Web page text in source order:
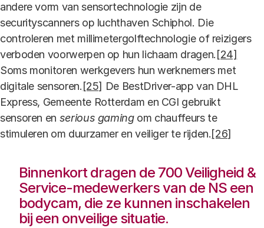
andere vorm van sensortechnologie zijn de
securityscanners op luchthaven Schiphol. Die
controleren met millimetergolftechnologie of reizigers
verboden voorwerpen op hun lichaam dragen. [24]
Soms monitoren werkgevers hun werknemers met
digitale sensoren. [25] De BestDriver-app van DHL
Express, Gemeente Rotterdam en CGI gebruikt
sensoren en serious gamingom chauffeurs te
stimuleren om duurzamer en veiliger te rijden.[26]
Binnenkort dragen de 700 Veiligheid &
Service-medewerkers van de NS een
bodycam, die ze kunnen inschakelen
bij een onveilige situatie.